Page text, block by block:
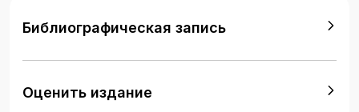
учебными планами которых предусмотрено
3D-моделирование», «Компьютерная графика»,
«Компьютерное моделирование», «3D-
моделирование».
Библиографическая запись
Оценить издание